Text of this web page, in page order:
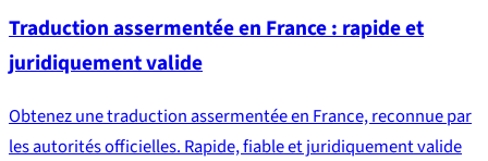
Traduction assermentée en France : rapide et
juridiquement valide
Obtenez une traduction assermentée en France, reconnue par
les autorités officielles. Rapide, fiable et juridiquement valide